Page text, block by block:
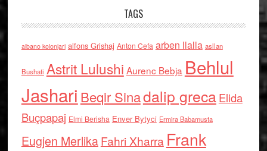
TAGS
albano kolonjari alfons Grishaj Anton Cefa arben llalla asllan
Bushati Astrit Lulushi Aurenc Bebja Behlul
Jashari Beqir Sinadalip grecaElida
Buçpapaj Elmi Berisha Enver Bytyci Ermira Babamusta
Eugjen MerlikaFahri Xharra Frank